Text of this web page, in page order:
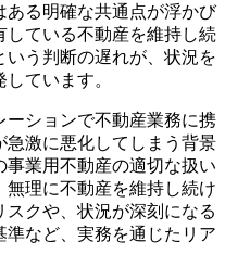
ある明確な共通点が浮かび
している不動産を維持し続
う判断の遅れが、状況を
ています。
ションで不動産業務に携
急激に悪化してしまう背景
業用不動産の適切な扱い
理に不動産を維持し続け
クや、状況が深刻になる
など、実務を通じたリア